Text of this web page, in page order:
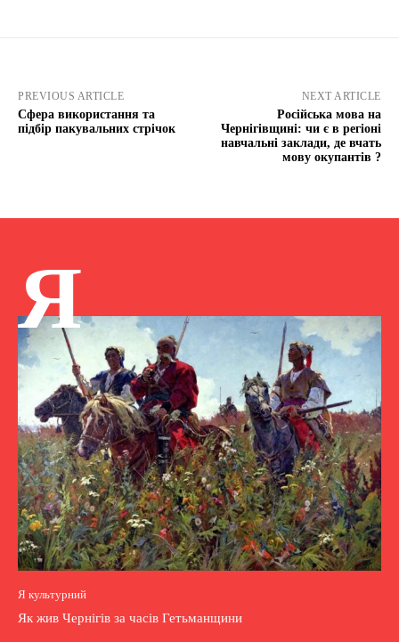
PREVIOUS ARTICLE
Сфера використання та
підбір пакувальних стрічок
NEXT ARTICLE
Російська мова на
Чернігівщині: чи є в регіоні
навчальні заклади, де вчать
мову окупантів ?
Я
Я культурний
Як жив Чернігів за часів Гетьманщини